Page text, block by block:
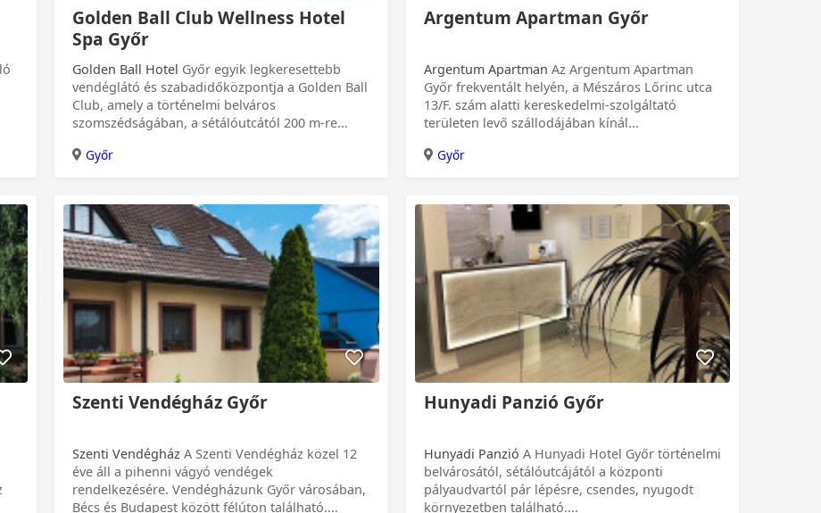
Golden Ball Club Wellness Hotel
Spa Győr
Golden Ball Hotel
vendéglátó és szabadidőközpontja a Golden Ball
Club, amely a történelmi belváros
szomszédságában, a sétálóutcától 200 m-re...
Győr
Argentum Apartman Győr
Argentum Apartman
Győr frekventált helyén, a Mészáros Lőrinc utca
13/F. szám alatti kereskedelmi-szolgáltató
területen levő szállodájában kínál...
Győr
Szenti Vendégház Győr
Szenti Vendégház A Szenti Vendégház közel 12
éve áll a pihenni vágyó vendégek
rendelkezésére. Vendégházunk Győr városában,
Bécs és Budapest között félúton található....
Hunyadi Panzió Győr
Hunyadi Panzió
belvárosától, sétálóutcájától a központi
pályaudvartól pár lépésre, csendes, nyugodt
környezetben található....